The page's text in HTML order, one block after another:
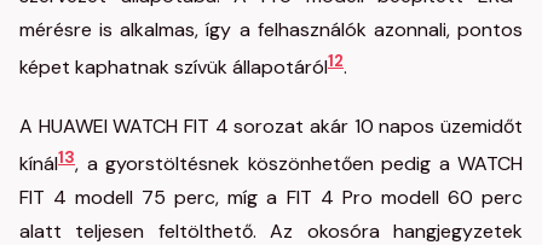
mérésre is alkalmas, így a felhasználók azonnali, pontos
képet kaphatnak szívük állapotáról12.
A HUAWEI WATCH FIT 4 sorozat akár 10 napos üzemidőt
kínál13, a gyorstöltésnek köszönhetően pedig a WATCH
FIT 4 modell 75 perc, míg a FIT 4 Pro modell 60 perc
alatt teljesen feltölthető. Az okosóra hangjegyzetek